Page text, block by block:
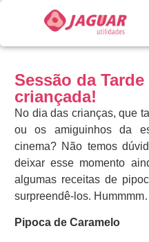
Sessão da
criançada!
No dia das crianças, que
ou os amiguinhos da
cinema? Não temos
deixar esse momento
algumas receitas de
surpreendê-los.
Pipoca de Caramelo